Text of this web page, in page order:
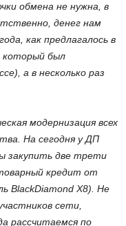
обмена не нужна, в
денег нам
как предлагалось в
который был
а в несколько раз
модернизация всех
На сегодня у ДП
закупить две трети
кредит от
BlackDiamond X8). Не
сети,
рассчитаемся по